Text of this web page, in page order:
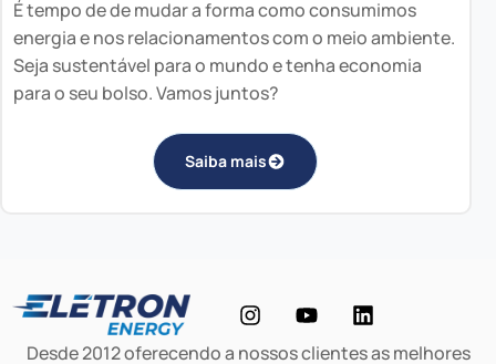
É tempo de de mudar a forma como consumimos
energia e nos relacionamentos com o meio ambiente.
Seja sustentável para o mundo e tenha economia
para o seu bolso. Vamos juntos?
Saiba mais
Desde 2012 oferecendo a nossos clientes as melhores